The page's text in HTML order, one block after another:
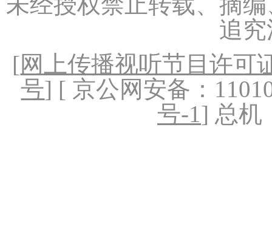
追
[网上传播视听节目许可
号] [ 京公网安备：
号-1] 总机